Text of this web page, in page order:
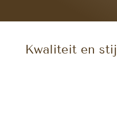
Kwaliteit en